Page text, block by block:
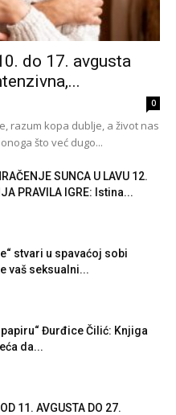
do 17. avgusta
0
razum kopa dublje, a život nas
što već dugo...
SUNCA U LAVU 12.
PRAVILA IGRE: Istina...
stvari u spavaćoj sobi
vaš seksualni...
Đurđice Čilić: Knjiga
da...
11. AVGUSTA DO 27.